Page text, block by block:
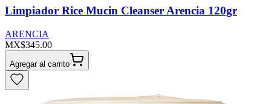
Limpiador Rice Mucin Cleanser Arencia 120gr
ARENCIA
MX$345.00
Agregar al carrito